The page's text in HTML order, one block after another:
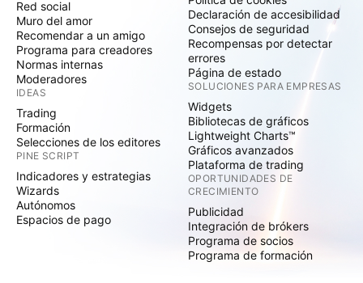
Red social
Muro del amor
Recomendar a un amigo
Programa para creadores
Normas internas
Moderadores
IDEAS
Trading
Formación
Selecciones de los editores
PINE SCRIPT
Indicadores y estrategias
Wizards
Autónomos
Espacios de pago
Declaración de accesibilidad
Consejos de seguridad
Recompensas por detectar
errores
Página de estado
SOLUCIONES PARA EMPRESAS
Widgets
Bibliotecas de gráficos
Lightweight Charts™
Gráficos avanzados
Plataforma de trading
OPORTUNIDADES DE
CRECIMIENTO
Publicidad
Integración de brókers
Programa de socios
Programa de formación